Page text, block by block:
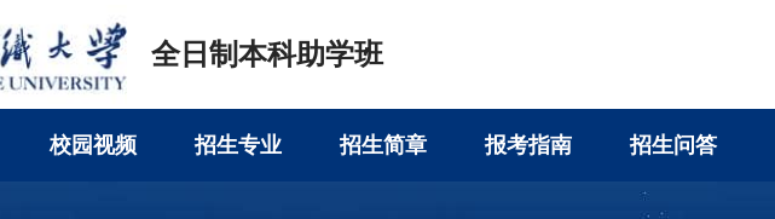
全日制本科助学班
校园视频 招生专业 招生简章 报考指南 招生问答